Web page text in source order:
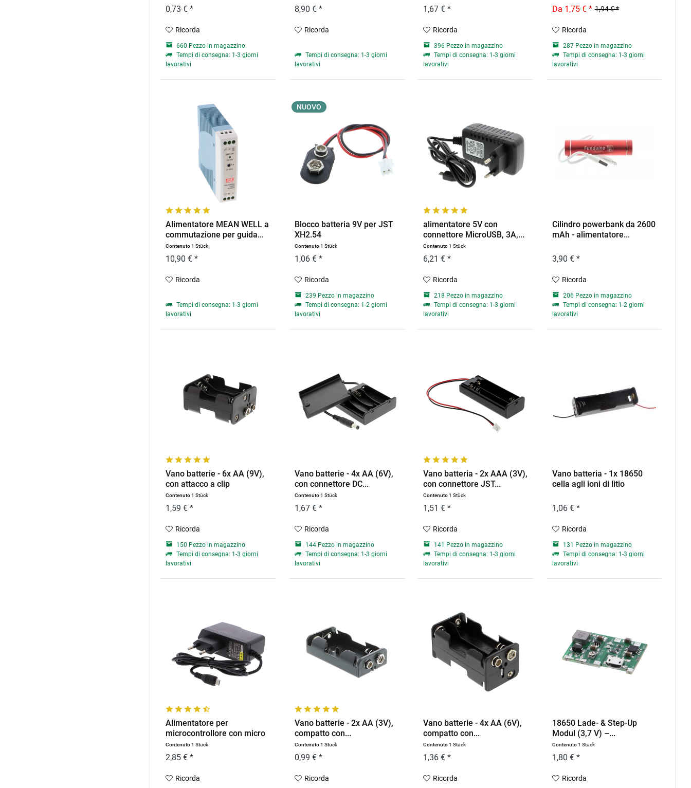
0,73 € *
Ricorda
660 Pezzo in magazzino
Tempi di consegna: 1-3 giorni
lavorativi
8,90 € *
Ricorda
Tempi di consegna: 1-3 giorni
lavorativi
1,67 € *
Ricorda
396 Pezzo in magazzino
Tempi di consegna: 1-3 giorni
lavorativi
1,94 € *
Da 1,75 € *
Ricorda
287 Pezzo in magazzino
Tempi di consegna: 1-3 giorni
lavorativi
Alimentatore MEAN WELL a
commutazione per guida...
Contenuto1 Stück
10,90 € *
Ricorda
Tempi di consegna: 1-3 giorni
lavorativi
NUOVO
Blocco batteria 9V per JST
XH2.54
Contenuto1 Stück
1,06 € *
Ricorda
239 Pezzo in magazzino
Tempi di consegna: 1-2 giorni
lavorativi
alimentatore 5V con
connettore MicroUSB, 3A,...
Contenuto1 Stück
6,21 € *
Ricorda
218 Pezzo in magazzino
Tempi di consegna: 1-3 giorni
lavorativi
Cilindro powerbank da 2600
mAh - alimentatore...
3,90 € *
Ricorda
206 Pezzo in magazzino
Tempi di consegna: 1-2 giorni
lavorativi
Vano batterie - 6x AA (9V),
con attacco a clip
Contenuto1 Stück
1,59 € *
Ricorda
150 Pezzo in magazzino
Tempi di consegna: 1-3 giorni
lavorativi
Vano batterie - 4x AA (6V),
con connettore DC...
Contenuto1 Stück
1,67 € *
Ricorda
144 Pezzo in magazzino
Tempi di consegna: 1-3 giorni
lavorativi
Vano batteria - 2x AAA (3V),
con connettore JST...
Contenuto1 Stück
1,51 € *
Ricorda
141 Pezzo in magazzino
Tempi di consegna: 1-3 giorni
lavorativi
Vano batteria - 1x 18650
cella agli ioni di litio
1,06 € *
Ricorda
131 Pezzo in magazzino
Tempi di consegna: 1-3 giorni
lavorativi
Alimentatore per
microcontrollore con micro
USB...
Contenuto1 Stück
2,85 € *
Ricorda
Vano batterie - 2x AA (3V),
compatto con...
Contenuto1 Stück
0,99 € *
Ricorda
Vano batterie - 4x AA (6V),
compatto con...
Contenuto1 Stück
1,36 € *
Ricorda
18650 Lade- & Step-Up
Modul (3,7 V) –...
Contenuto1 Stück
1,80 € *
Ricorda